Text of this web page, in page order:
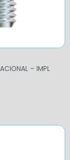
– IMPL